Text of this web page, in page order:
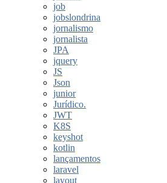
job
jobslondrina
jornalismo
jornalista
JPA
jquery
JS
Json
junior
Jurídico.
JWT
K8S
keyshot
kotlin
lançamentos
laravel
layout